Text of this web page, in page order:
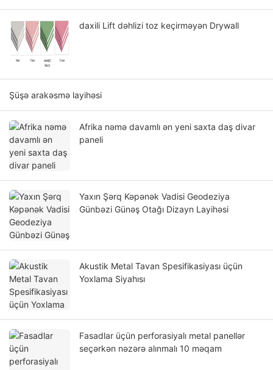
daxili Lift dəhlizi toz keçirməyən Drywall
Şüşə arakəsmə layihəsi
Afrika nəmə davamlı ən yeni saxta daş divar
paneli
Yaxın Şərq Kəpənək Vadisi Geodeziya
Günbəzi Günəş Otağı Dizayn Layihəsi
Akustik Metal Tavan Spesifikasiyası üçün
Yoxlama Siyahısı
Fasadlar üçün perforasiyalı metal panellər
seçərkən nəzərə alınmalı 10 məqam